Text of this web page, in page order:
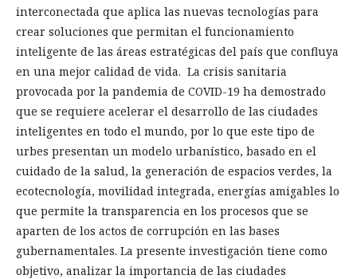
interconectada que aplica las nuevas tecnologías para
crear soluciones que permitan el funcionamiento
inteligente de las áreas estratégicas del país que confluya
en una mejor calidad de vida. La crisis sanitaria
provocada por la pandemia de COVID-19 ha demostrado
que se requiere acelerar el desarrollo de las ciudades
inteligentes en todo el mundo, por lo que este tipo de
urbes presentan un modelo urbanístico, basado en el
cuidado de la salud, la generación de espacios verdes, la
ecotecnología, movilidad integrada, energías amigables lo
que permite la transparencia en los procesos que se
aparten de los actos de corrupción en las bases
gubernamentales. La presente investigación tiene como
objetivo, analizar la importancia de las ciudades